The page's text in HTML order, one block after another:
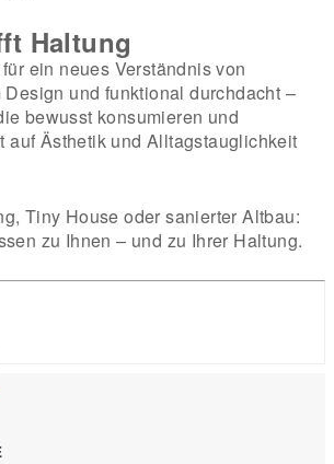
Haltung
ein neues Verständnis von
und funktional durchdacht –
bewusst konsumieren und
auf Ästhetik und Alltagstauglichkeit
Tiny House oder sanierter Altbau:
zu Ihnen – und zu Ihrer Haltung.